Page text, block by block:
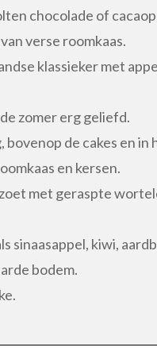
chocolade of
verse roomkaas.
klassieker met
zomer erg geliefd.
de cakes en in
en kersen.
met geraspte
kiwi,
bodem.